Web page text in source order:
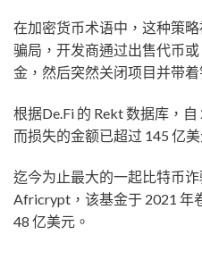
在加密货币术语中，这种策
骗局，开发商通过出售代币
金，然后突然关闭项目并带着
根据De.Fi 的 Rekt 数据库，
而损失的金额已超过 145 亿美
迄今为止最大的一起比特币
Africrypt，该基金于 2021 年
48 亿美元。